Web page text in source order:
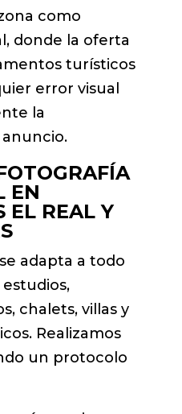
como
donde la oferta
turísticos
error visual
la
EN
EL REAL Y
adapta a todo
chalets, villas y
Realizamos
un protocolo